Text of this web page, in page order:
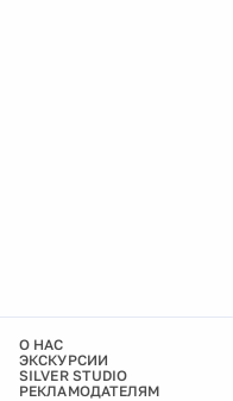
О НАС
ЭКСКУРСИИ
SILVER STUDIO
РЕКЛАМОДАТЕЛЯМ